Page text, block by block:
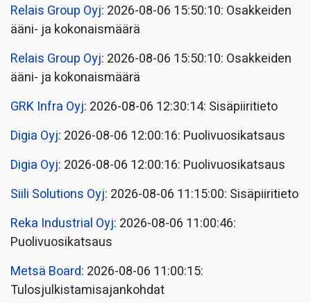
Relais Group Oyj: 2026-08-06 15:50:10: Osakkeiden
ääni- ja kokonaismäärä
Relais Group Oyj: 2026-08-06 15:50:10: Osakkeiden
ääni- ja kokonaismäärä
GRK Infra Oyj: 2026-08-06 12:30:14: Sisäpiiritieto
Digia Oyj: 2026-08-06 12:00:16: Puolivuosikatsaus
Digia Oyj: 2026-08-06 12:00:16: Puolivuosikatsaus
Siili Solutions Oyj: 2026-08-06 11:15:00: Sisäpiiritieto
Reka Industrial Oyj: 2026-08-06 11:00:46:
Puolivuosikatsaus
Metsä Board: 2026-08-06 11:00:15:
Tulosjulkistamisajankohdat